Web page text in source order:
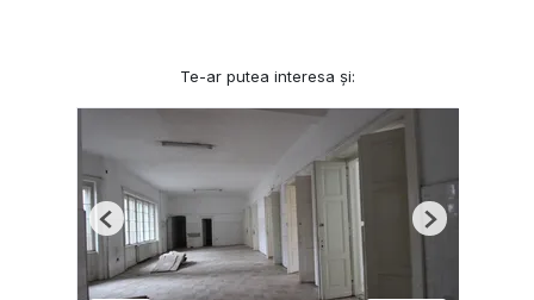
Te-ar putea interesa și:
Previous Next